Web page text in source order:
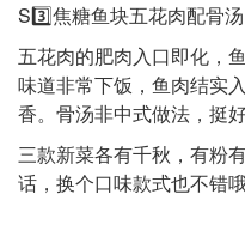
S3️⃣焦糖鱼块五花肉配骨汤
五花肉的肥肉入口即化，
味道非常下饭，鱼肉结实
香。骨汤非中式做法，挺
三款新菜各有千秋，有粉
话，换个口味款式也不错